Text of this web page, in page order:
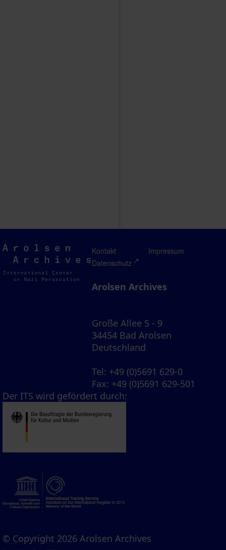
Arolsen
Archives
Kontakt
Impressum
Datenschutz
Arolsen Archives
Große Allee 5 - 9
34454 Bad Arolsen
Deutschland
Tel: +49 (0)5691 629-0
Fax: +49 (0)5691 629-501
Der ITS wird gefördert durch:
© Copyright 2026 Arolsen Archives